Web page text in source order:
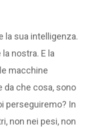
la sua intelligenza.
nostra. E la
macchine
da che cosa, sono
perseguiremo? In
non nei pesi, non